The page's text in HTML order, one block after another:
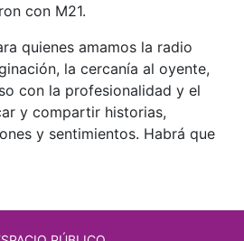
con M21.
quienes amamos la radio
la cercanía al oyente,
con la profesionalidad y el
y compartir historias,
y sentimientos. Habrá que